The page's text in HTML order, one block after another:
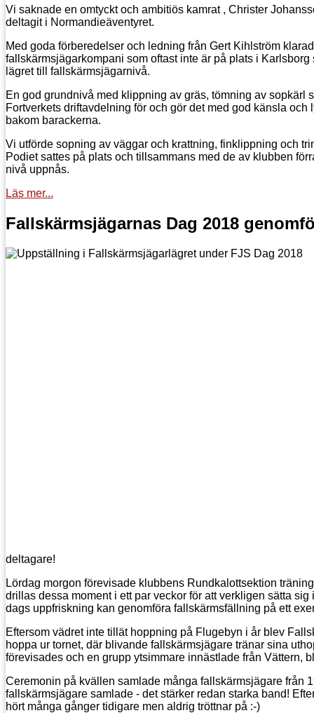
Vi saknade en omtyckt och ambitiös kamrat , Christer
deltagit i Normandieäventyret.
Med goda förberedelser och ledning från Gert Kihlström
fallskärmsjägarkompani som oftast inte är på plats i
lägret till fallskärmsjägarnivå.
En god grundnivå med klippning av gräs, tömning av
Fortverkets driftavdelning för och gör det med god känsla
bakom barackerna.
Vi utförde sopning av väggar och krattning, finklippning och
Podiet sattes på plats och tillsammans med de av klubben
nivå uppnås.
Läs mer...
Fallskärmsjägarnas Dag 2018
deltagare!
Lördag morgon förevisade klubbens Rundkalottsektion
drillas dessa moment i ett par veckor för att verkligen sätta
dags uppfriskning kan genomföra fallskärmsfällning på ett
Eftersom vädret inte tillät hoppning på Flugebyn i år blev
hoppa ur tornet, där blivande fallskärmsjägare tränar sina
förevisades och en grupp ytsimmare innästlade från Vättern,
Ceremonin på kvällen samlade många fallskärmsjägare från
fallskärmsjägare samlade - det stärker redan starka band!
hört många gånger tidigare men aldrig tröttnar på :-)